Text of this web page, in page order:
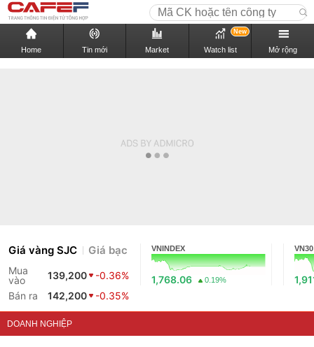
Home Tin mới Market Watch list
New
Mở rộng
Giá vàng SJC Giá bạc
Mua
vào
139,200
-0.36%
Bán ra
142,200 -0.35%
VNINDEX
1,768.06 0.19%
VN30
DOANH NGHIỆP